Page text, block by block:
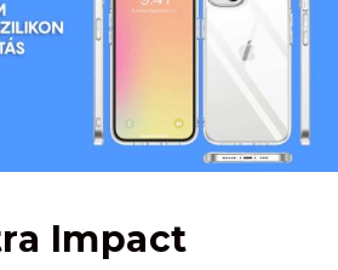
Impact